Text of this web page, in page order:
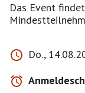
Das Event
Do.,